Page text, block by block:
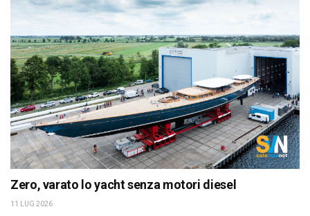
Zero, varato lo yacht senza motori diesel
11 LUG 2026